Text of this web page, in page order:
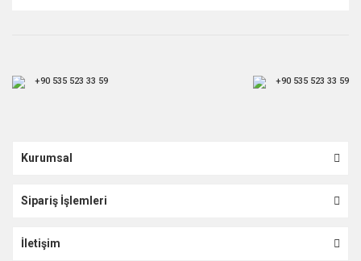
+90 535 523 33 59 +90 535 523 33 59
Kurumsal
Sipariş İşlemleri
İletişim